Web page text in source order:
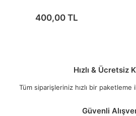
400,00 TL
Hızlı & Ücretsiz
Tüm siparişleriniz hızlı bir
Güvenli